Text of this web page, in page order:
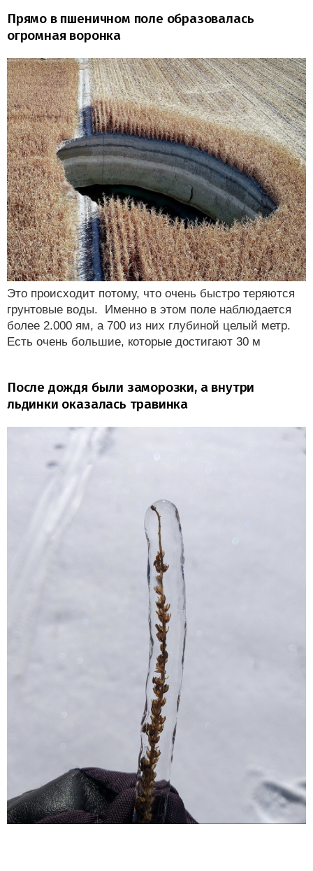
Прямо в пшеничном поле образовалась
огромная воронка
Это происходит потому, что очень быстро теряются
грунтовые воды. Именно в этом поле наблюдается
более 2.000 ям, а 700 из них глубиной целый метр.
Есть очень большие, которые достигают 30 м
После дождя были заморозки, а внутри
льдинки оказалась травинка